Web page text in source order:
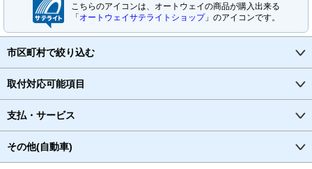
こちらのアイコンは、オートウェイの商品が購入出来る
「オートウェイサテライトショップ」のアイコンです。
市区町村で絞り込む
取付対応可能項目
支払・サービス
その他(自動車)